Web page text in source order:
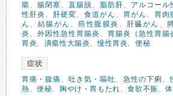
瘍、 腸閉塞、 直腸脱、 脂肪肝、 アルコール
性肝炎 、 肝硬変、 食道がん 、 胃がん 、 胃肉
ん 、 結腸がん 、癌性腹膜炎 、 肝臓がん 、
炎 、 外因性急性胃腸炎 、 胃腸炎（急性胃腸
胃炎、 潰瘍性大腸炎、慢性胃炎、便秘
症状
胃痛・腹痛 、 吐き気・嘔吐、 急性の下痢 、
熱、便秘、 胸やけ・胃もたれ、食欲不振 、